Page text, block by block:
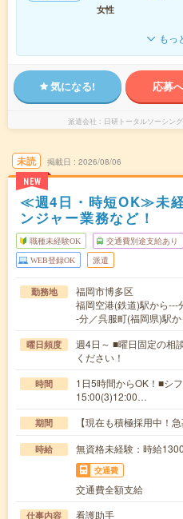
女性
もっ
気になる! 応募
派遣会社 日研トータルソーシン
未読
NEW
掲載日 2026/08/06
≪週4日・時短OK≫未
ンジャー業務など！
職種未経験OK 交通費別途支給あり
WEB登録OK 派遣
勤務地
福岡市博多区
福岡空港(鉄道)駅から---
-分／呉服町(福岡県)駅
曜日頻度
週4日～ ■曜日固定の相
ください！
時間
1日5時間からOK！■シ
15:00(3)12:00…
期間 【現在も積極採用中！
時給 無資格未経験：時給
交通費
交通費全額支給
仕事内容 看護助手